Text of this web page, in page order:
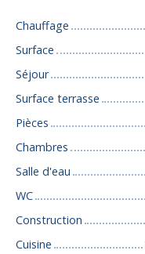
Chauffage
Surface
Séjour
Surface terrasse
Pièces
Chambres
Salle d'eau
WC
Construction
Cuisine